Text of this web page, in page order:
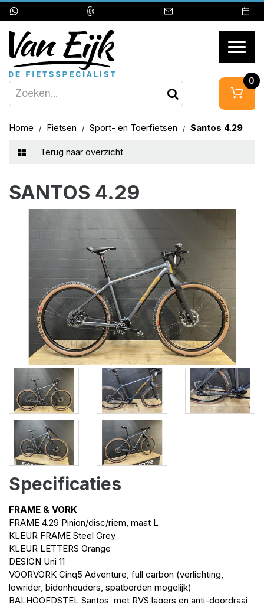
0
Home Fietsen Sport- en Toerfietsen Santos 4.29
Terug naar overzicht
SANTOS 4.29
Specificaties
FRAME & VORK
FRAME 4.29 Pinion/disc/riem, maat L
KLEUR FRAME Steel Grey
KLEUR LETTERS Orange
DESIGN Uni 11
VOORVORK Cinq5 Adventure, full carbon (verlichting,
lowrider, bidonhouders, spatborden mogelijk)
BALHOOFDSTEL Santos, met RVS lagers en anti-doordraai